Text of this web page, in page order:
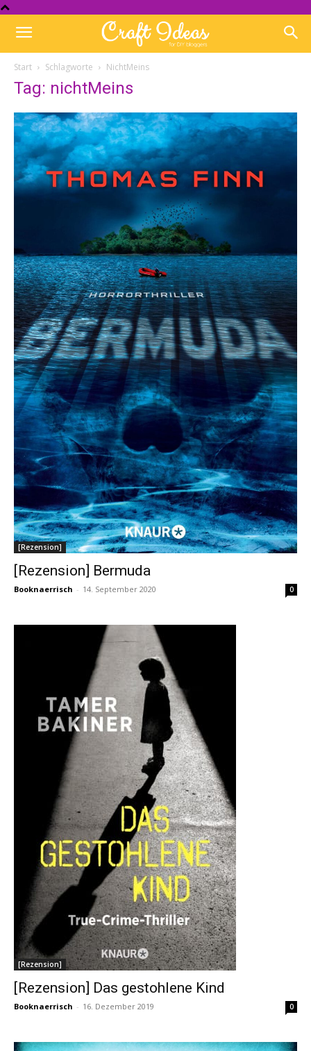
Start Schlagworte NichtMeins
Tag: nichtMeins
[Rezension]
[Rezension] Bermuda
Booknaerrisch - 14. September 2020 0
[Rezension]
[Rezension] Das gestohlene Kind
Booknaerrisch - 16. Dezember 2019 0